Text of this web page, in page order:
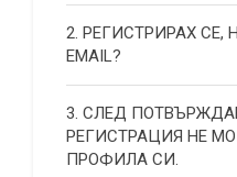
2. РЕГИСТРИРАХ СЕ,
EMAIL?
3. СЛЕД
РЕГИСТРАЦИЯ НЕ
ПРОФИЛА СИ.